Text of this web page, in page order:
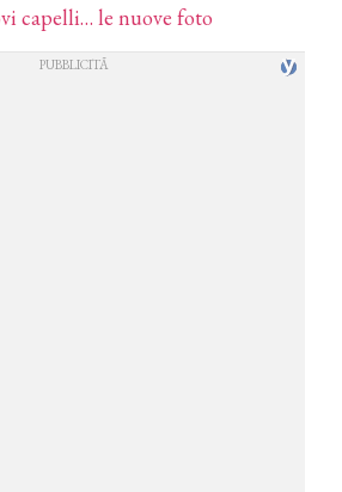
capelli… le nuove foto